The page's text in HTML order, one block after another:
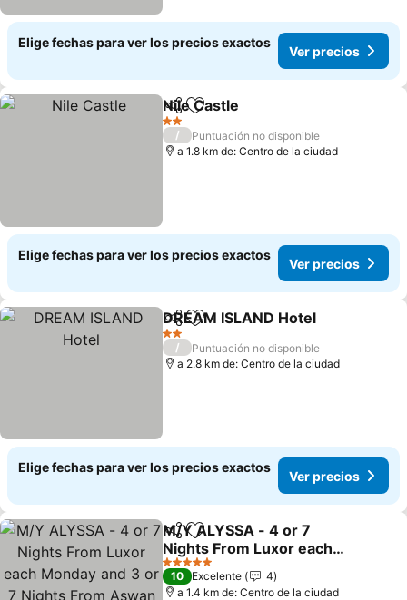
Elige fechas para ver los precios exactos
Ver precios
CompartirAgregar a favoritos
Nile Castle
2 Estrellas
/
Puntuación no disponible
a 1.8 km de: Centro de la ciudad
Elige fechas para ver los precios exactos
Ver precios
CompartirAgregar a favoritos
DREAM ISLAND Hotel
2 Estrellas
/
Puntuación no disponible
a 2.8 km de: Centro de la ciudad
Elige fechas para ver los precios exactos
Ver precios
CompartirAgregar a favoritos
M/Y ALYSSA - 4 or 7
Nights From Luxor each
Monday and 3 or 7 Nights
From Aswan each Friday
Ver precios
5 Estrellas
10 Excelente
4
a 1.4 km de: Centro de la ciudad